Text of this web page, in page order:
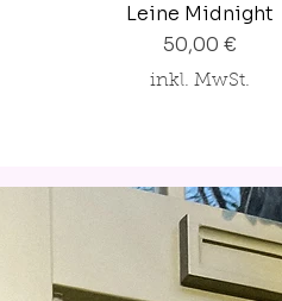
Leine Midnight
Preis
50,00 €
inkl. MwSt.